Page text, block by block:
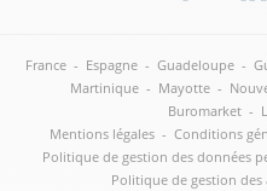
France - Espagne - Guadeloupe -
Martinique - Mayotte -
Buromarket -
Mentions légales - Conditions
Politique de gestion des données
Politique de gestion des